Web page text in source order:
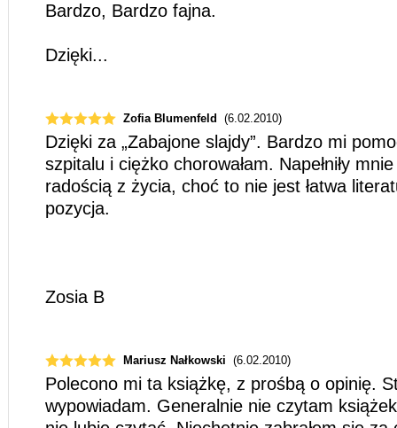
Bardzo, Bardzo fajna.
Dzięki...
Zofia Blumenfeld (6.02.2010)
Dzięki za „Zabajone slajdy”. Bardzo mi
szpitalu i ciężko chorowałam. Napełniły
radością z życia, choć to nie jest łatwa
pozycja.
Zosia B
Mariusz Nałkowski (6.02.2010)
Polecono mi ta książkę, z prośbą o opinię.
wypowiadam. Generalnie nie czytam